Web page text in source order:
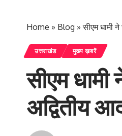
Home » Blog »सीएम धामी
उत्तराखंड मुख्य ख़बरें
सीएम
अद्वितीय